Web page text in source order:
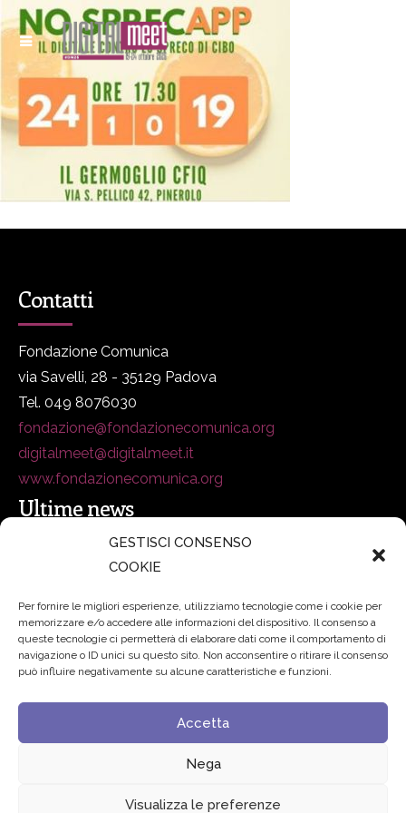
GESTISCI CONSENSO
COOKIE
Per fornire le migliori esperienze, utilizziamo tecnologie come i cookie per
memorizzare e/o accedere alle informazioni del dispositivo. Il consenso a
queste tecnologie ci permetterà di elaborare dati come il comportamento di
navigazione o ID unici su questo sito. Non acconsentire o ritirare il consenso
può influire negativamente su alcune caratteristiche e funzioni.
Accetta
Nega
Visualizza le preferenze
Contatti
Fondazione Comunica
via Savelli, 28 - 35129 Padova
Tel. 049 8076030
fondazione@fondazionecomunica.org
digitalmeet@digitalmeet.it
www.fondazionecomunica.org
Ultime news
secsolutionforum 2026: è Bologna la nuova capitale
Padre Benanti: «Intelligenza artificiale? Contro i nuovi
algoritmi del potere serve una governance condivisa»
Edvance – Digital Education Hub Higher Education